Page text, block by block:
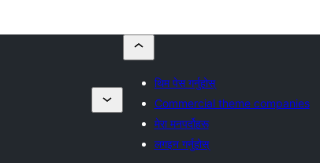
थिम पेस गर्नुहोस्
Commercial theme companies
मेरा मनपर्दोहरू
लगइन गर्नुहोस्